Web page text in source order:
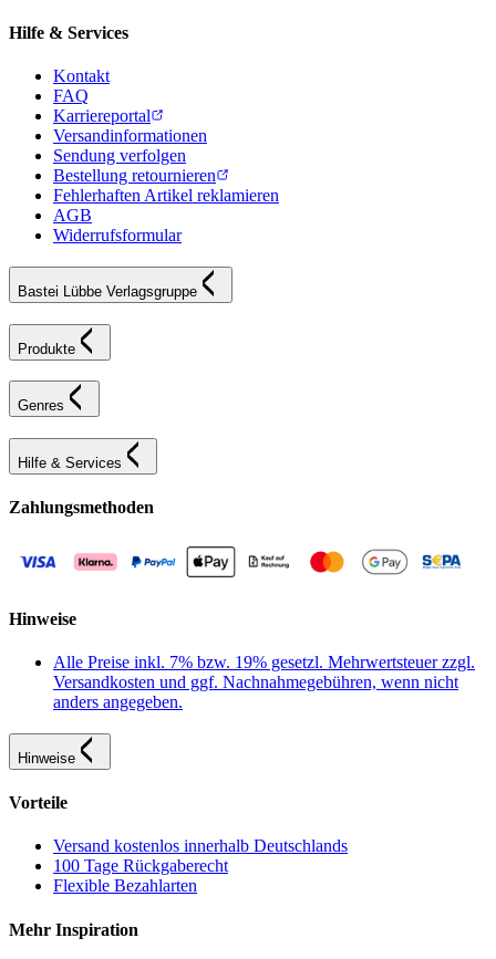
Hilfe & Services
Kontakt
FAQ
Karriereportal
Versandinformationen
Sendung verfolgen
Bestellung retournieren
Fehlerhaften Artikel reklamieren
AGB
Widerrufsformular
Bastei Lübbe Verlagsgruppe
Produkte
Genres
Hilfe & Services
Zahlungsmethoden
Hinweise
Alle Preise inkl. 7% bzw. 19% gesetzl. Mehrwertsteuer zzgl.
Versandkosten und ggf. Nachnahmegebühren, wenn nicht
anders angegeben.
Hinweise
Vorteile
Versand kostenlos innerhalb Deutschlands
100 Tage Rückgaberecht
Flexible Bezahlarten
Mehr Inspiration